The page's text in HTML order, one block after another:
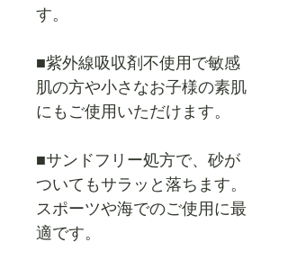
す。
■紫外線吸収剤不使用で敏感
肌の方や小さなお子様の素肌
にもご使用いただけます。
■サンドフリー処方で、砂が
ついてもサラッと落ちます。
スポーツや海でのご使用に最
適です。